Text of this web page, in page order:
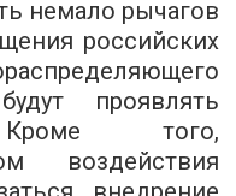
немало рычагов
российских
проявлять
Кроме того,
воздействия